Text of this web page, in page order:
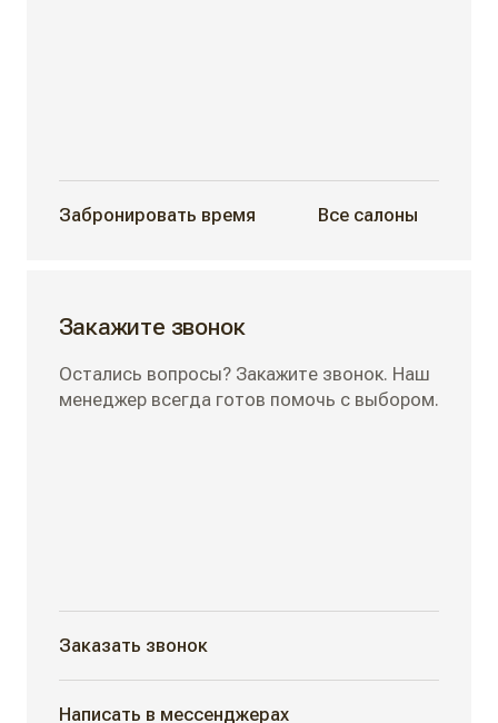
Забронировать время Все салоны
Закажите звонок
Остались вопросы? Закажите звонок. Наш
менеджер всегда готов помочь с выбором.
Заказать звонок
Написать в мессенджерах